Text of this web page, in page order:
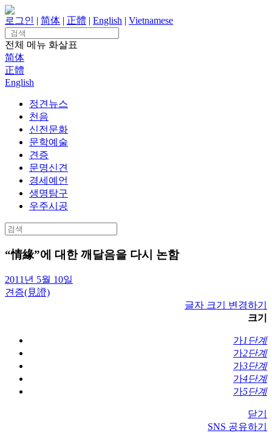
Skip
to
content
로그인 | 简体 | 正體 | English | Vietnamese
Search
for:
전체 메뉴 화살표
简体
正體
English
정견뉴스
천음
신전문화
문학예술
견증
문명신견
경세예언
생명탐구
우주시공
Search
for:
“情緣”에 대한 깨달음을 다시 논함
2011년 5월 10일
견증(見證)
글자 크기 변경하기
크기
가1단계
가2단계
가3단계
가4단계
가5단계
닫기
SNS 공유하기